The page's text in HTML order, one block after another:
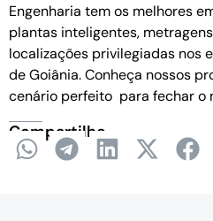
Engenharia tem os melhores
plantas inteligentes,
localizações privilegiadas nos
de Goiânia. Conheça nossos
cenário perfeito para fechar o
Compartilhe